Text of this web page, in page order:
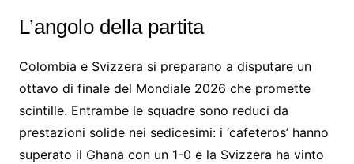
L’angolo della partita
Colombia e Svizzera si preparano a disputare un
ottavo di finale del Mondiale 2026 che promette
scintille. Entrambe le squadre sono reduci da
prestazioni solide nei sedicesimi: i ‘cafeteros’ hanno
superato il Ghana con un 1-0 e la Svizzera ha vinto